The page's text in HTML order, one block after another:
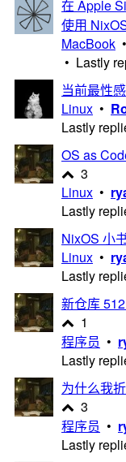
在 Apple
使用
MacBook •
• Lastly
当前最性
Linux •
Lastly
OS as
3
Linux •
Lastly
NixOS 小
Linux •
Lastly
新仓库
1
程序员 •
Lastly
为什么我
3
程序员 •
Lastly